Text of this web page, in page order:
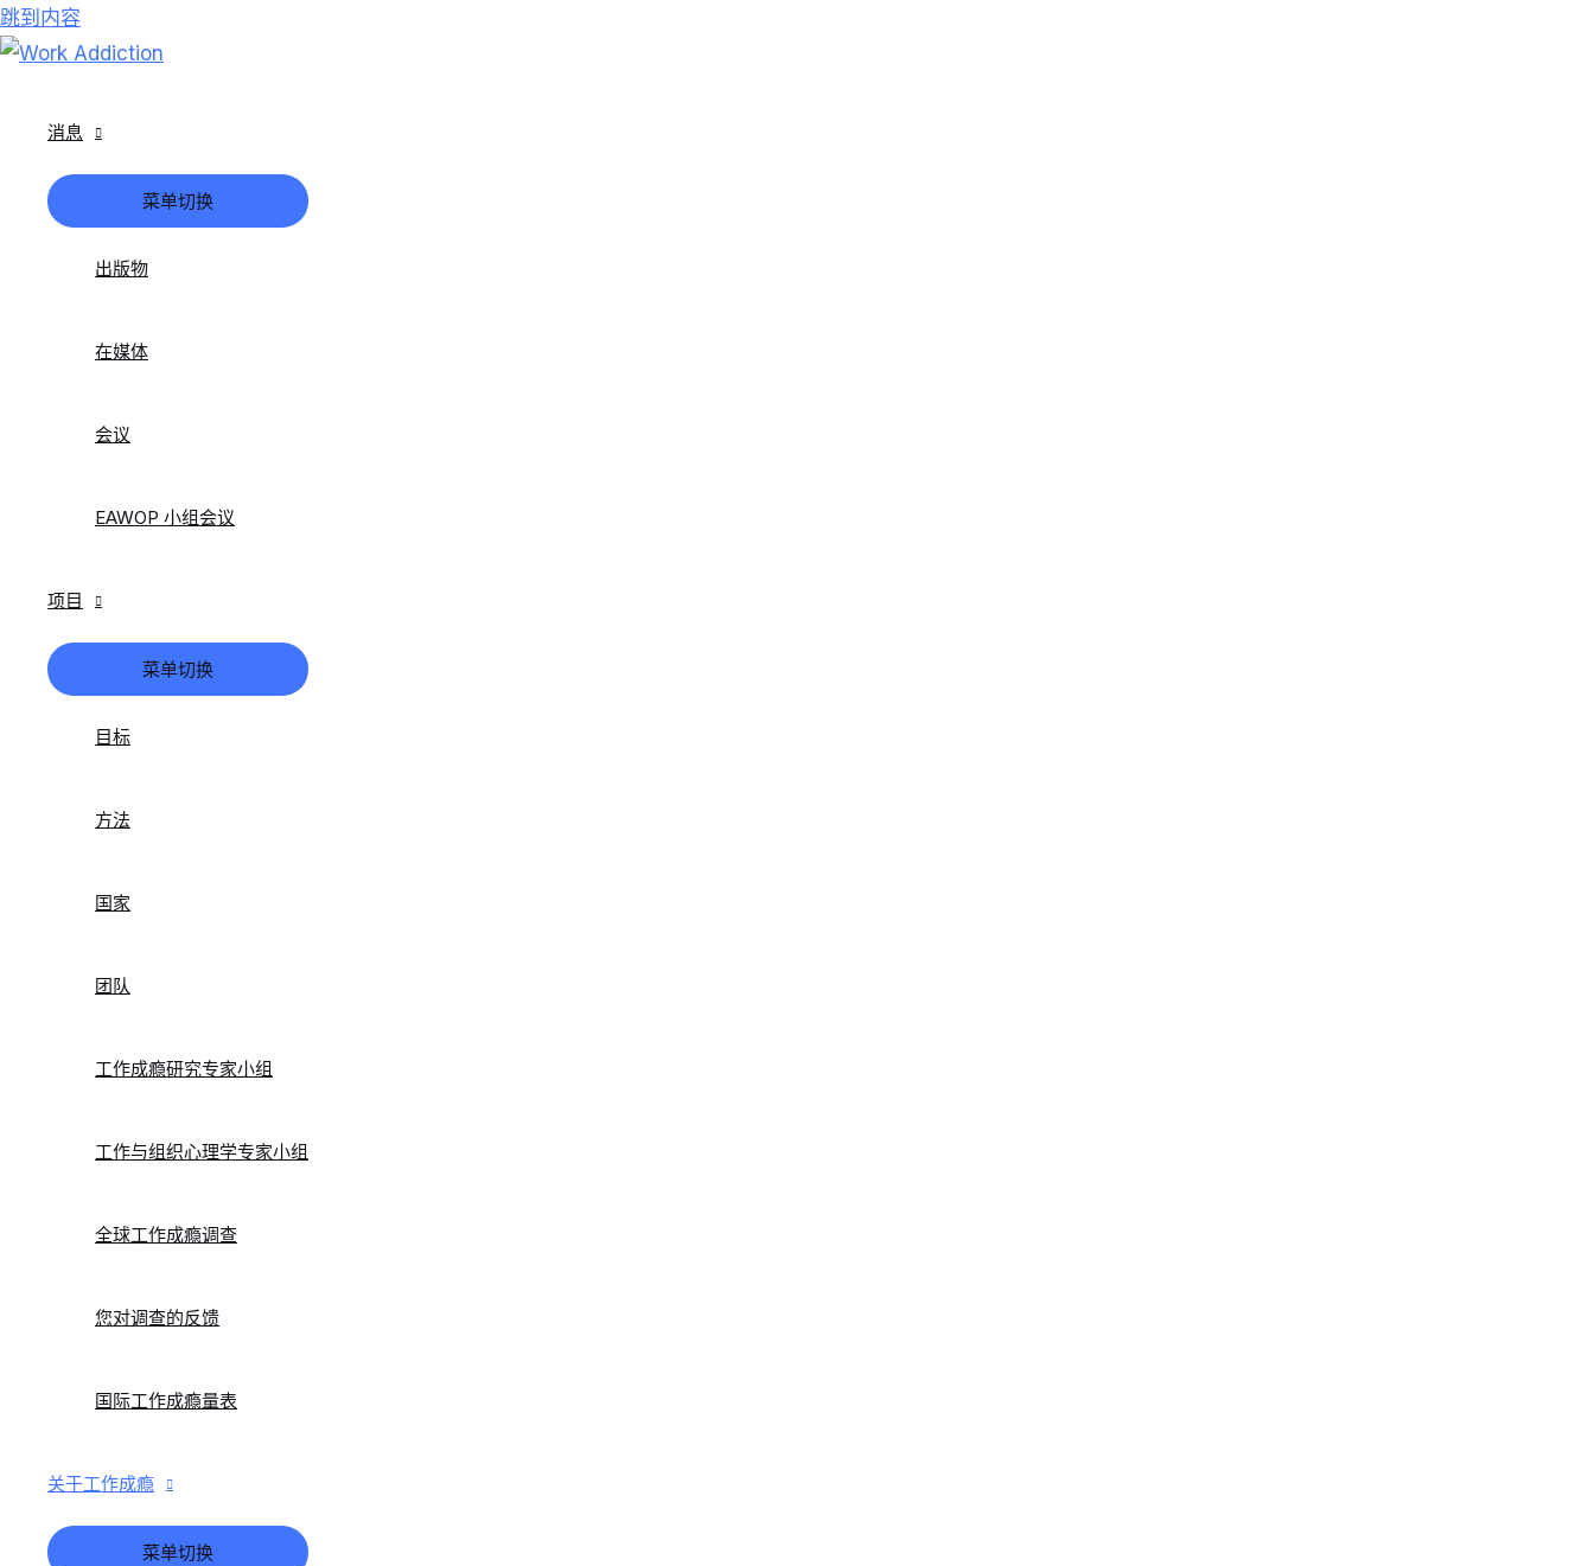
跳到内容
消息
菜单切换
出版物
在媒体
会议
EAWOP 小组会议
项目
菜单切换
目标
方法
国家
团队
工作成瘾研究专家小组
工作与组织心理学专家小组
全球工作成瘾调查
您对调查的反馈
国际工作成瘾量表
关于工作成瘾
菜单切换